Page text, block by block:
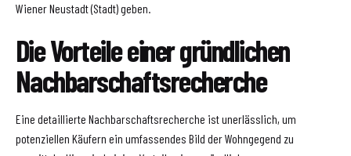
Wiener Neustadt (Stadt) geben.
Die Vorteile einer gründlichen
Nachbarschaftsrecherche
Eine detaillierte Nachbarschaftsrecherche ist unerlässlich, um
potenziellen Käufern ein umfassendes Bild der Wohngegend zu